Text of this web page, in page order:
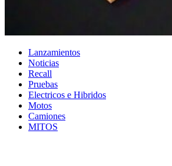
Lanzamientos
Noticias
Recall
Pruebas
Electricos e Hibridos
Motos
Camiones
MITOS